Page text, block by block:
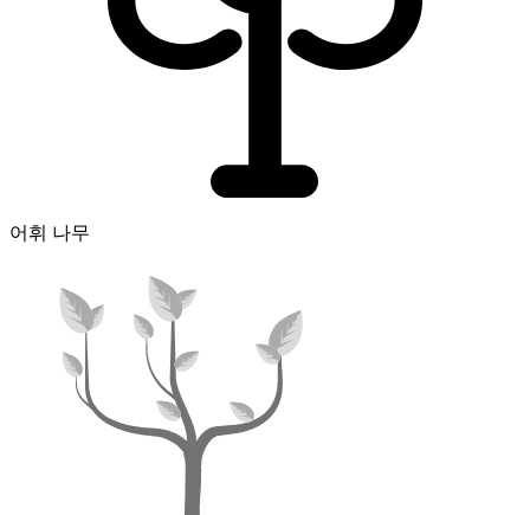
어휘 나무